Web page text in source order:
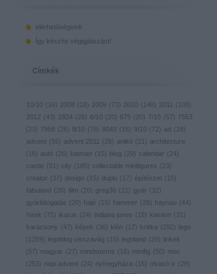
elérhetőségeink
Így készíts végigjátszást!
Címkék
10/10 ( 16 ) 2008 ( 18 ) 2009 ( 73) 2010 ( 148 ) 2011 ( 108 )
2012 ( 43) 2824 ( 26 ) 6/10 ( 20) 675 ( 20) 7/10 ( 57) 7553
( 23) 7958 ( 26 ) 8/10 ( 78 ) 8043 ( 16 ) 9/10 ( 72) ad ( 18 )
advent ( 55) advent 2011 ( 26 ) anikó ( 21 )
architecture
(
18 ) autó ( 26 ) batman ( 15) blog ( 29) calendar ( 24)
castle ( 51 ) city ( 185) collectable minifigures ( 23)
creator ( 37) design ( 15) duplo ( 17) építészet ( 15)
fabuland ( 20) film ( 20) greg36 ( 21 ) gyár ( 32)
gyárlátogatás ( 20) hajó ( 15) hammer ( 28 ) haynau ( 44)
hírek ( 75) ikarus ( 24) indiana jones ( 18 ) kamion ( 31
)
karácsony ( 47) képek ( 36 ) klón ( 17) kritika ( 292)
lego
(
1259) legoblog visszavág ( 15) legoland ( 26 )
linkek
( 57) magyar ( 27) mindstorms ( 16 ) minifig ( 50) moc
( 253) napi advent ( 24) nyíregyháza ( 16 ) olvasó ír ( 28 )